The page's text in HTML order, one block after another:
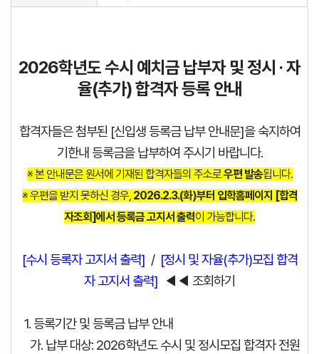
2026학년도 수시 예치금 납부자 및 정시 · 자
율(추가) 합격자 등록 안내
합격자들은 첨부된 [신입생 등록금 납부 안내문]을 숙지하여
기한내 등록금을 납부하여 주시기 바랍니다.
※ 본 안내문은 원서에 기재된 합격자들의 주소로우편 발송됩니다.
※ 우편을 받지 못하신 경우, 2026.2.3.(화)부터 입학홈페이지 [합격
자조회]에서 등록금 고지서 출력이 가능합니다.
[수시 등록자 고지서 출력] / [정시 및 자율(추가)모집 합격
자 고지서 출력] ◀◀ 조회하기
1. 등록기간 및 등록금 납부 안내
가. 납부 대상: 2026학년도 수시 및 정시모집 합격자 전원